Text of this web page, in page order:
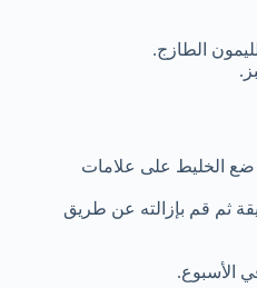
ضع الخليط على علامات
يجف لمدة 10 – 15 دقيقة ثم قم بإزالته عن طريق